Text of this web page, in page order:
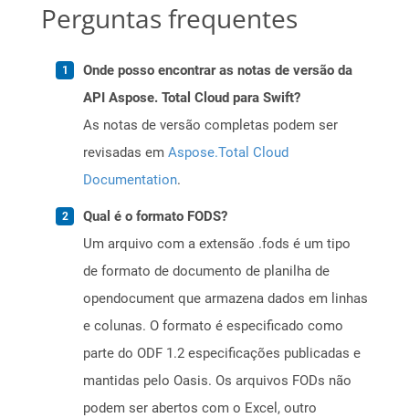
Perguntas frequentes
Onde posso encontrar as notas de versão da
API Aspose. Total Cloud para Swift?
As notas de versão completas podem ser
revisadas em Aspose.Total Cloud
Documentation.
Qual é o formato FODS?
Um arquivo com a extensão .fods é um tipo
de formato de documento de planilha de
opendocument que armazena dados em linhas
e colunas. O formato é especificado como
parte do ODF 1.2 especificações publicadas e
mantidas pelo Oasis. Os arquivos FODs não
podem ser abertos com o Excel, outro